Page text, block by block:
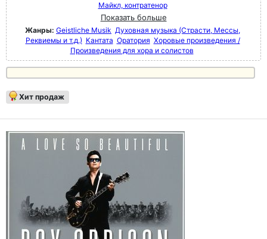
Майкл, контратенор
Показать больше
Жанры: Geistliche Musik Духовная музыка (Страсти, Мессы,
Реквиемы и т.д.) Кантата Оратория Хоровые произведения /
Произведения для хора и солистов
Хит продаж